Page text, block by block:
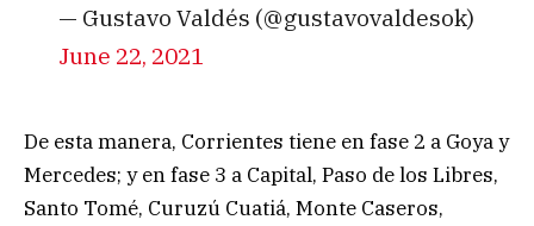
— Gustavo Valdés (@gustavovaldesok)
June 22, 2021
De esta manera, Corrientes tiene en fase 2 a Goya y
Mercedes; y en fase 3 a Capital, Paso de los Libres,
Santo Tomé, Curuzú Cuatiá, Monte Caseros,